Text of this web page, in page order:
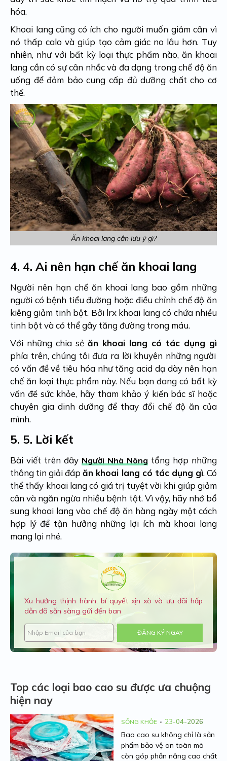
hóa.
Khoai lang cũng có ích cho người muốn giảm cân vì
nó thấp calo và giúp tạo cảm giác no lâu hơn. Tuy
nhiên, như với bất kỳ loại thực phẩm nào, ăn khoai
lang cần có sự cân nhắc và đa dạng trong chế độ ăn
uống để đảm bảo cung cấp đủ dưỡng chất cho cơ
thể.
Ăn khoai lang cần lưu ý gì?
4. 4. Ai nên hạn chế ăn khoai lang
Người nên hạn chế ăn khoai lang bao gồm những
người có bệnh tiểu đường hoặc điều chỉnh chế độ ăn
kiêng giảm tinh bột. Bởi lrx khoai lang có chứa nhiều
tinh bột và có thể gây tăng đường trong máu.
Với những chia sẻ ăn khoai lang có tác dụng gì
phía trên, chúng tôi đưa ra lời khuyên những người
có vấn đề về tiêu hóa như tăng acid dạ dày nên hạn
chế ăn loại thực phẩm này. Nếu bạn đang có bất kỳ
vấn đề sức khỏe, hãy tham khảo ý kiến ​​bác sĩ hoặc
chuyên gia dinh dưỡng để thay đổi chế độ ăn của
mình.
5. 5. Lời kết
Bài viết trên đây Người Nhà Nông tổng hợp những
thông tin giải đápăn khoai lang có tác dụng gì. Có
thể thấy khoai lang có giá trị tuyệt vời khi giúp giảm
cân và ngăn ngừa nhiều bệnh tật. Vì vậy, hãy nhớ bổ
sung khoai lang vào chế độ ăn hàng ngày một cách
hợp lý để tận hưởng những lợi ích mà khoai lang
mang lại nhé.
Xu hướng thịnh hành, bí quyết xịn xò và ưu đãi hấp
dẫn đã sẵn sàng gửi đến ban
ĐĂNG KÝ NGAY
Top các loại bao cao su được ưa chuộng
hiện nay
SỐNG KHỎE 23-04-2026
Bao cao su không chỉ là sản
phẩm bảo vệ an toàn mà
còn góp phần nâng cao chất